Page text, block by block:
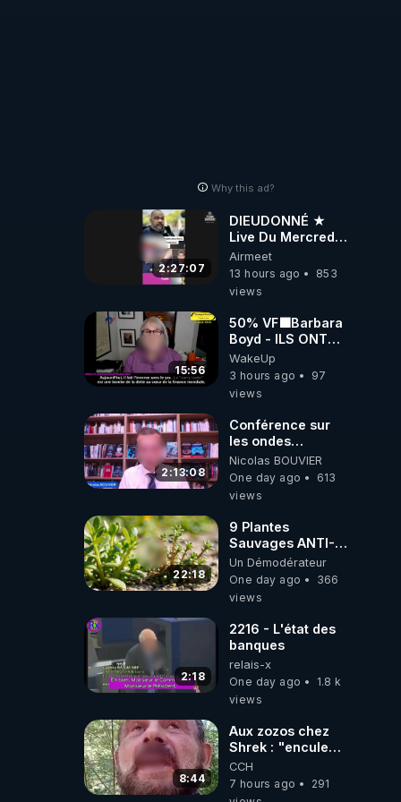
Why this ad?
2:27:07
DIEUDONNÉ ★
Live Du Mercredi
5 Août 2026
Airmeet
13 hours ago
853
views
15:56
50% VF🟩Barbara
Boyd - ILS ONT
MENTI SUR TOUT
-Jocelyne
Traduction
WakeUp
3 hours ago
97
views
2:13:08
Conférence sur
les ondes
électromagnétiques
par Grégoire
Caustru et Bart de
Nicolas BOUVIER
One day ago
613
views
22:18
9 Plantes
Sauvages ANTI-
FAMINE: ces
Ressources
Haies
Un Démodérateur
One day ago
366
views
2:18
2216 - L'état des
banques
relais-x
One day ago
1.8 k
views
8:44
Aux zozos chez
Shrek : "encule
toi tout seul
espèce de mal
polish"
CCH
7 hours ago
291